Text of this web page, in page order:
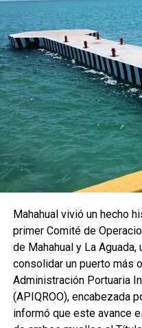
Mahahual vivió un hecho
primer Comité de
de Mahahual y La
consolidar un puerto más
Administración Portuaria
(APIQROO), encabezada
informó que este avance